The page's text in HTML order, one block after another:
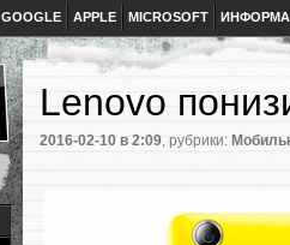
GOOGLE APPLE MICROSOFT
Lenovo
2016-02-10 в 2:09, рубрики: